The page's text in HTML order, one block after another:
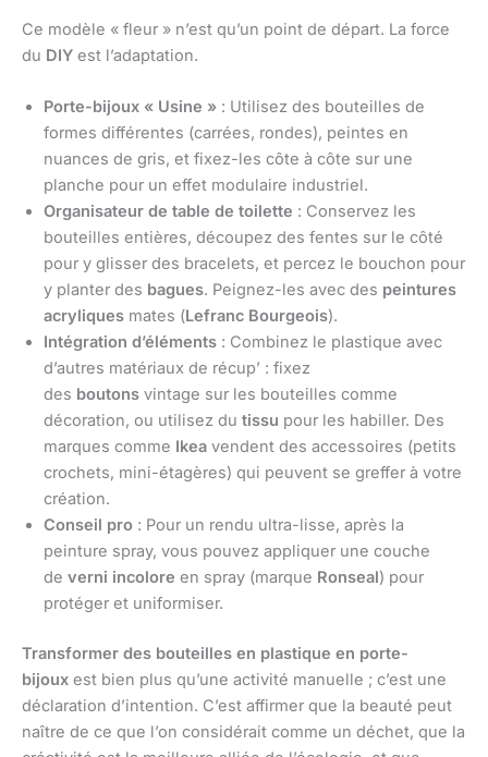
Ce modèle « fleur » n’est qu’un point de départ. La force
du DIY est l’adaptation.
Porte-bijoux « Usine » : Utilisez des bouteilles de
formes différentes (carrées, rondes), peintes en
nuances de gris, et fixez-les côte à côte sur une
planche pour un effet modulaire industriel.
Organisateur de table de toilette : Conservez les
bouteilles entières, découpez des fentes sur le côté
pour y glisser des bracelets, et percez le bouchon pour
y planter des bagues. Peignez-les avec des peintures
acryliques mates (Lefranc Bourgeois).
Intégration d’éléments : Combinez le plastique avec
d’autres matériaux de récup’ : fixez
des boutons vintage sur les bouteilles comme
décoration, ou utilisez du tissu pour les habiller. Des
marques comme Ikea vendent des accessoires (petits
crochets, mini-étagères) qui peuvent se greffer à votre
création.
Conseil pro : Pour un rendu ultra-lisse, après la
peinture spray, vous pouvez appliquer une couche
de verni incolore en spray (marque Ronseal) pour
protéger et uniformiser.
Transformer des bouteilles en plastique en porte-
bijoux est bien plus qu’une activité manuelle ; c’est une
déclaration d’intention. C’est affirmer que la beauté peut
naître de ce que l’on considérait comme un déchet, que la